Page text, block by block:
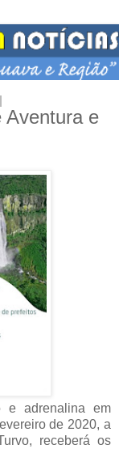
Aventura e
e adrenalina em
de 2020, a
receberá os